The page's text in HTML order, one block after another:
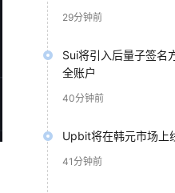
29分钟前
Sui将引入后量子签名
全账户
40分钟前
Upbit将在韩元市场上
41分钟前